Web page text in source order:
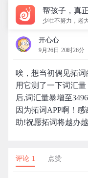
帮孩子，真
少壮不努力，老
开心心
9月26日 20时26分
唉，想当初偶见拓
用它测了一下词汇
后,词汇量暴增至
因为拓词APP啊！
助!祝愿拓词将越办
评论 1 点赞